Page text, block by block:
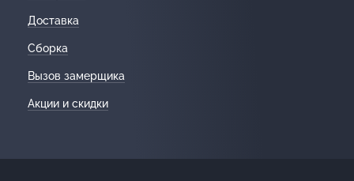
Доставка
Сборка
Вызов замерщика
Акции и скидки